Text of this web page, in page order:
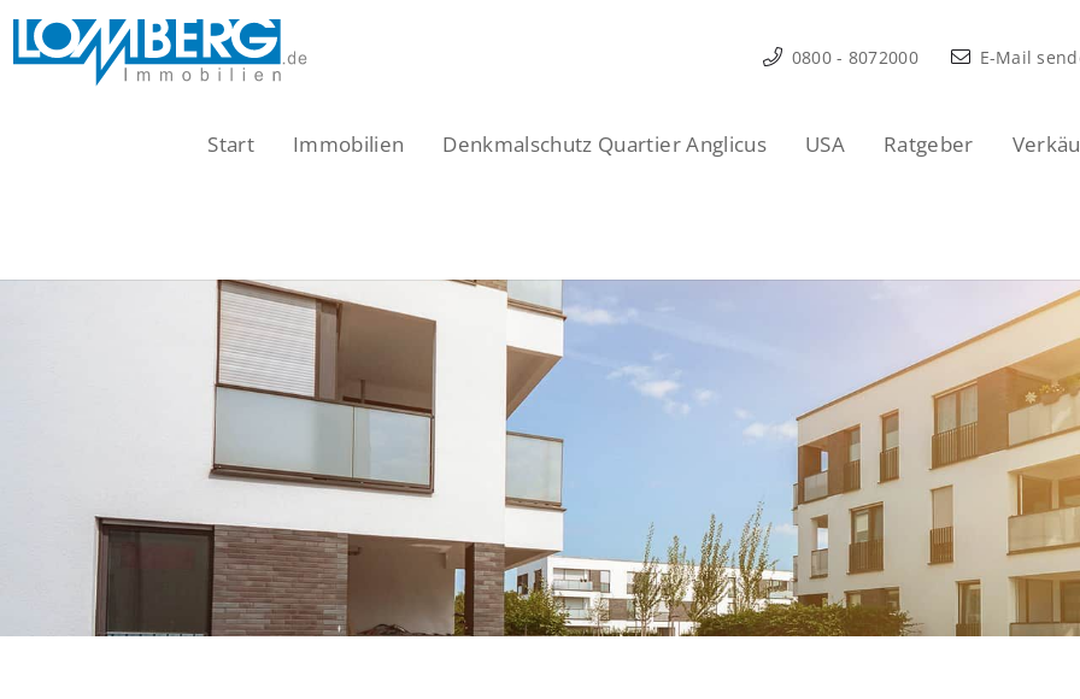
Zum
Inhalt
0800 - 8072000 E-Mail
Start Immobilien Denkmalschutz Quartier Anglicus USA Ratgeber